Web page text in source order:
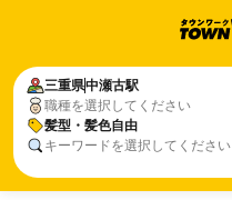
三重県中瀬古駅
職種を選択してください
髪型・髪色自由
キーワードを選択してください